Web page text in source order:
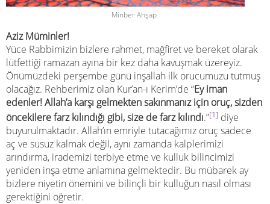
Minber Ahşap
Aziz Müminler!
Yüce Rabbimizin bizlere rahmet, mağfiret ve bereket olarak
lütfettiği ramazan ayına bir kez daha kavuşmak üzereyiz.
Önümüzdeki perşembe günü inşallah ilk orucumuzu tutmuş
olacağız. Rehberimiz olan Kur’an-ı Kerim’de “Ey iman
edenler! Allah’a karşı gelmekten sakınmanız için oruç, sizden
öncekilere farz kılındığı gibi, size de farz kılındı.”[1] diye
buyurulmaktadır. Allah’ın emriyle tutacağımız oruç sadece
aç ve susuz kalmak değil, aynı zamanda kalplerimizi
arındırma, irademizi terbiye etme ve kulluk bilincimizi
yeniden inşa etme anlamına gelmektedir. Bu mübarek ay
bizlere niyetin önemini ve bilinçli bir kulluğun nasıl olması
gerektiğini öğretir.